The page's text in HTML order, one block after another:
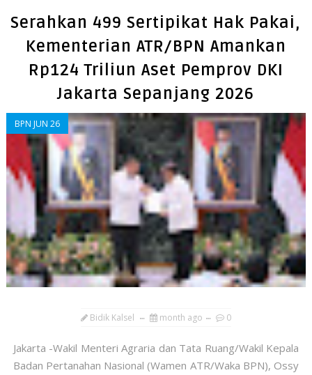
Serahkan 499 Sertipikat Hak Pakai,
Kementerian ATR/BPN Amankan
Rp124 Triliun Aset Pemprov DKI
Jakarta Sepanjang 2026
BPN JUN 26
Bidik Kalsel month ago 0
Jakarta -Wakil Menteri Agraria dan Tata Ruang/Wakil Kepala
Badan Pertanahan Nasional (Wamen ATR/Waka BPN), Ossy